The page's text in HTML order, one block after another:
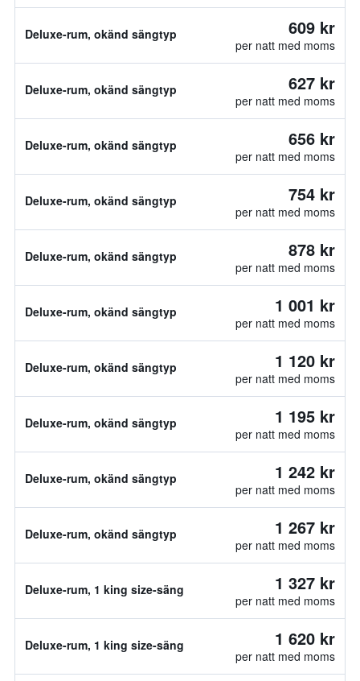
Deluxe-rum, okänd sängtyp 609 kr
per natt med moms
Deluxe-rum, okänd sängtyp 627 kr
per natt med moms
Deluxe-rum, okänd sängtyp 656 kr
per natt med moms
Deluxe-rum, okänd sängtyp 754 kr
per natt med moms
Deluxe-rum, okänd sängtyp 878 kr
per natt med moms
Deluxe-rum, okänd sängtyp 1 001 kr
per natt med moms
Deluxe-rum, okänd sängtyp 1 120 kr
per natt med moms
Deluxe-rum, okänd sängtyp 1 195 kr
per natt med moms
Deluxe-rum, okänd sängtyp 1 242 kr
per natt med moms
Deluxe-rum, okänd sängtyp 1 267 kr
per natt med moms
Deluxe-rum, 1 king size-säng 1 327 kr
per natt med moms
Deluxe-rum, 1 king size-säng 1 620 kr
per natt med moms